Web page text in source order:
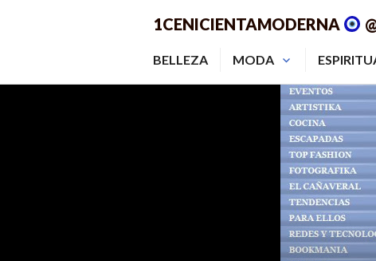
1CENICIENTAMODERNA
BELLEZA MODA